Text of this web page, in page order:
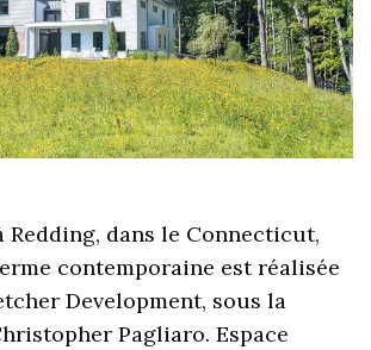
Redding, dans le Connecticut,
contemporaine est réalisée
Development, sous la
Pagliaro. Espace